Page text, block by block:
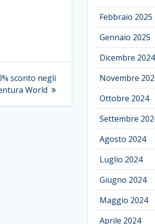
sconto negli
World
Febbraio 2025
Gennaio 2025
Dicembre 2024
Novembre
Ottobre 2024
Settembre
Agosto 2024
Luglio 2024
Giugno 2024
Maggio 2024
Aprile 2024